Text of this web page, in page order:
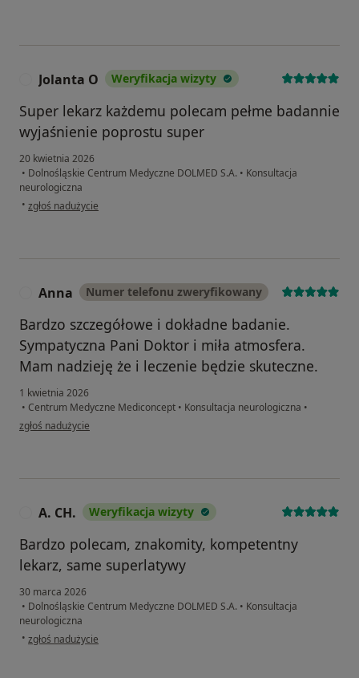
Jolanta O Weryfikacja wizyty
Super lekarz każdemu polecam pełme badannie
wyjaśnienie poprostu super
20 kwietnia 2026
• Dolnośląskie Centrum Medyczne DOLMED S.A. • Konsultacja
neurologiczna
• w opinii użytkownika Jolanta O
zgłoś nadużycie
Anna Numer telefonu zweryfikowany
Bardzo szczegółowe i dokładne badanie.
Sympatyczna Pani Doktor i miła atmosfera.
Mam nadzieję że i leczenie będzie skuteczne.
1 kwietnia 2026
• Centrum Medyczne Mediconcept • Konsultacja neurologiczna •
w opinii użytkownika Anna
zgłoś nadużycie
A. CH. Weryfikacja wizyty
Bardzo polecam, znakomity, kompetentny
lekarz, same superlatywy
30 marca 2026
• Dolnośląskie Centrum Medyczne DOLMED S.A. • Konsultacja
neurologiczna
• w opinii użytkownika A. CH.
zgłoś nadużycie